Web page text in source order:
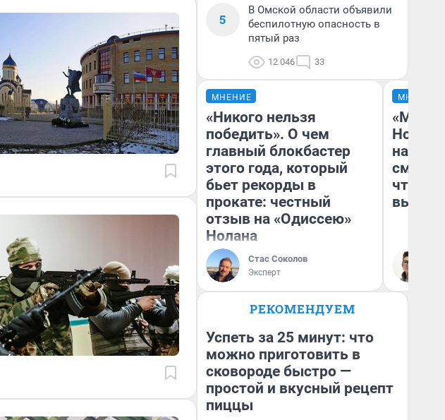
5
В Омской области объявили
беспилотную опасность в
пятый раз
12 046 33
МНЕНИЕ
«Никого нельзя
победить». О чем
главный блокбастер
этого года, который
бьет рекорды в
прокате: честный
отзыв на «Одиссею»
Нолана
Стас Соколов
Эксперт
МНЕНИЕ
«Мы
чтобы
РЕКОМЕНДУЕМ
Успеть за 25 минут: что
можно приготовить в
сковороде быстро —
простой и вкусный рецепт
пиццы